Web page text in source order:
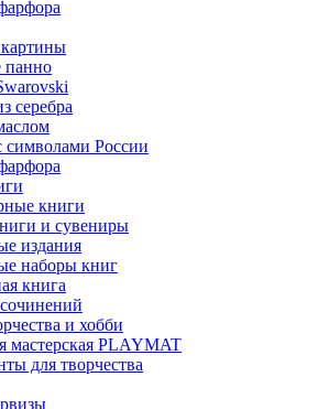
панно
серебра
символами России
книги
и сувениры
издания
наборы книг
книга
и хобби
мастерская PLAYMAT
для творчества